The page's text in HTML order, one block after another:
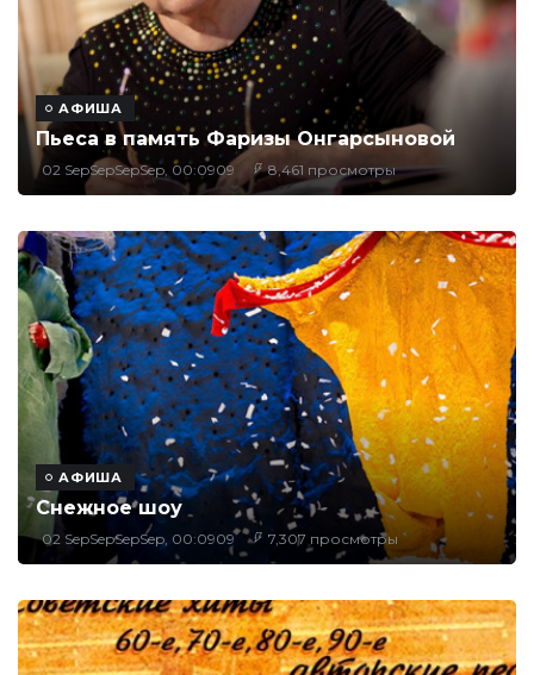
АФИША
Пьеса в память Фаризы Онгарсыновой
02 SepSepSepSep, 00:0909 8,461 просмотры
АФИША
Снежное шоу
02 SepSepSepSep, 00:0909 7,307 просмотры